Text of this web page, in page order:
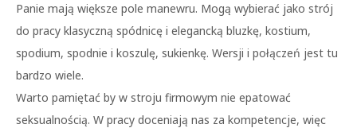
Panie mają większe pole manewru. Mogą wybierać jako strój
do pracy klasyczną spódnicę i elegancką bluzkę, kostium,
spodium, spodnie i koszulę, sukienkę. Wersji i połączeń jest tu
bardzo wiele.
Warto pamiętać by w stroju firmowym nie epatować
seksualnością. W pracy doceniają nas za kompetencje, więc